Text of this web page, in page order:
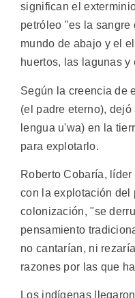
significan el
petróleo "es la sangre
mundo de abajo y el
huertos, las lagunas y
Según la creencia de
(el padre eterno),
lengua u'wa) en la
para explotarlo.
Roberto Cobaría,
con la explotación del
colonización, "se
pensamiento
no cantarían, ni
razones por las que
Los indígenas